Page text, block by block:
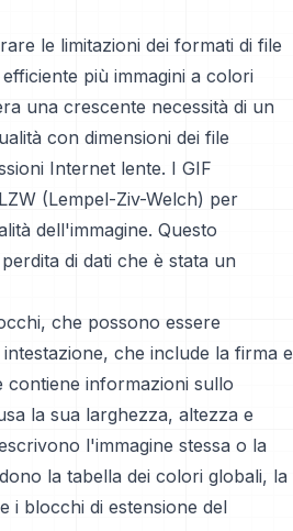
le limitazioni dei formati di file
più immagini a colori
una crescente necessità di un
con dimensioni dei file
Internet lente. I GIF
(Lempel-Ziv-Welch) per
dell'immagine. Questo
di dati che è stata un
che possono essere
che include la firma e
contiene informazioni sullo
la sua larghezza, altezza e
l'immagine stessa o la
la tabella dei colori globali, la
i blocchi di estensione del